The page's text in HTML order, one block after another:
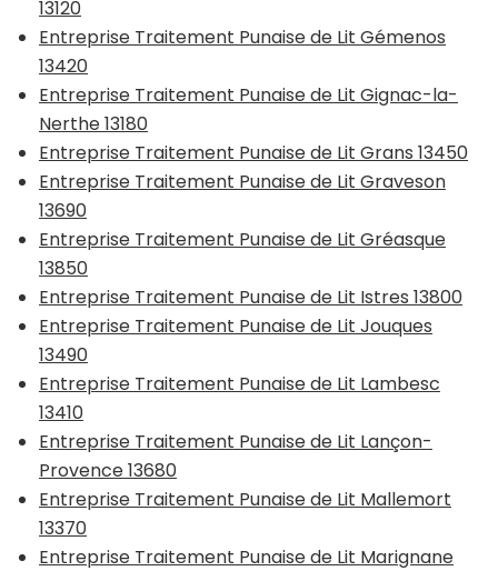
13120
Entreprise Traitement Punaise de Lit Gémenos
13420
Entreprise Traitement Punaise de Lit Gignac-la-
Nerthe 13180
Entreprise Traitement Punaise de Lit Grans 13450
Entreprise Traitement Punaise de Lit Graveson
13690
Entreprise Traitement Punaise de Lit Gréasque
13850
Entreprise Traitement Punaise de Lit Istres 13800
Entreprise Traitement Punaise de Lit Jouques
13490
Entreprise Traitement Punaise de Lit Lambesc
13410
Entreprise Traitement Punaise de Lit Lançon-
Provence 13680
Entreprise Traitement Punaise de Lit Mallemort
13370
Entreprise Traitement Punaise de Lit Marignane